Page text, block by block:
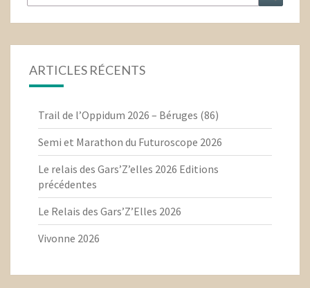
ARTICLES RÉCENTS
Trail de l’Oppidum 2026 – Béruges (86)
Semi et Marathon du Futuroscope 2026
Le relais des Gars’Z’elles 2026 Editions
précédentes
Le Relais des Gars’Z’Elles 2026
Vivonne 2026